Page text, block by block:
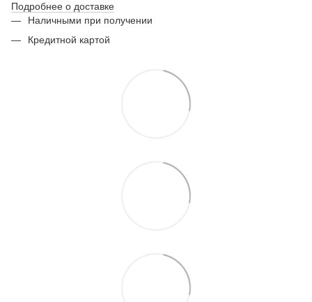
Подробнее о доставке
Наличными при получении
Кредитной картой